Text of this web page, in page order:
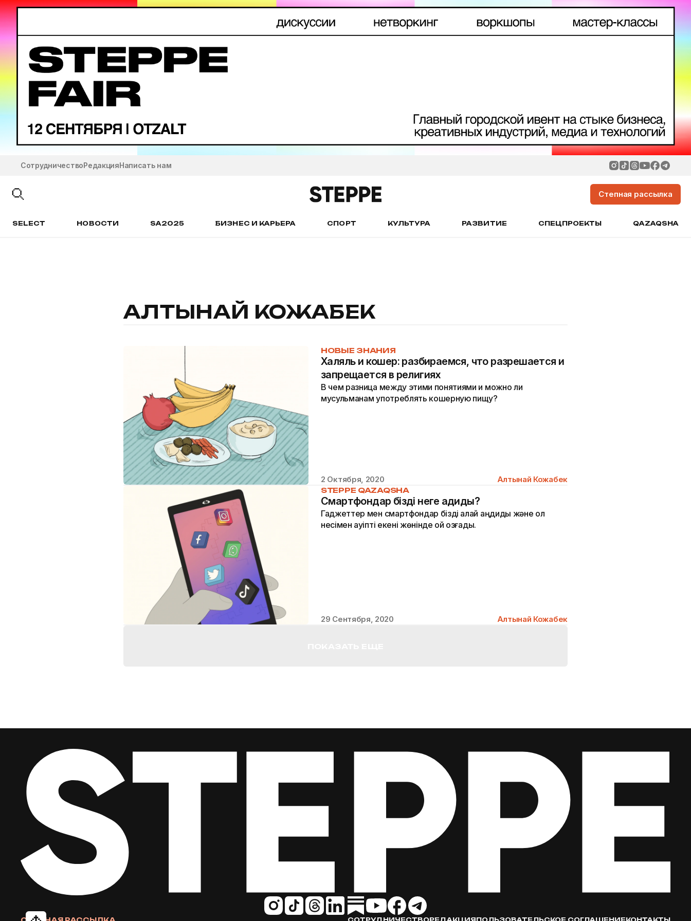
СотрудничествоРедакцияНаписать нам
Степная рассылка
SELECT НОВОСТИ SA2025 БИЗНЕС И КАРЬЕРА СПОРТ КУЛЬТУРА РАЗВИТИЕ СПЕЦПРОЕКТЫ QAZAQSHA
АЛТЫНАЙ КОЖАБЕК
НОВЫЕ ЗНАНИЯ
Халяль и кошер: разбираемся, что разрешается и
запрещается в религиях
В чем разница между этими понятиями и можно ли
мусульманам употреблять кошерную пищу?
2 Октября, 2020 Алтынай Кожабек
STEPPE QAZAQSHA
Смартфондар бізді неге аңдиды?
Гаджеттер мен смартфондар бізді қалай аңдиды және ол
несімен қауіпті екені жөнінде ой қозғадық.
29 Сентября, 2020 Алтынай Кожабек